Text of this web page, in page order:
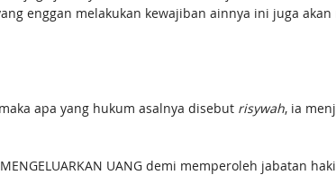
enggan melakukan kewajiban ainnya ini juga
apa yang hukum asalnya disebut risywah, ia
UANG demi memperoleh jabatan